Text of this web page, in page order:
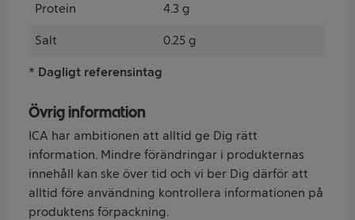
Protein 4.3 g
Salt 0.25 g
* Dagligt referensintag
Övrig information
ICA har ambitionen att alltid ge Dig rätt
information. Mindre förändringar i produkternas
innehåll kan ske över tid och vi ber Dig därför att
alltid före användning kontrollera informationen på
produktens förpackning.